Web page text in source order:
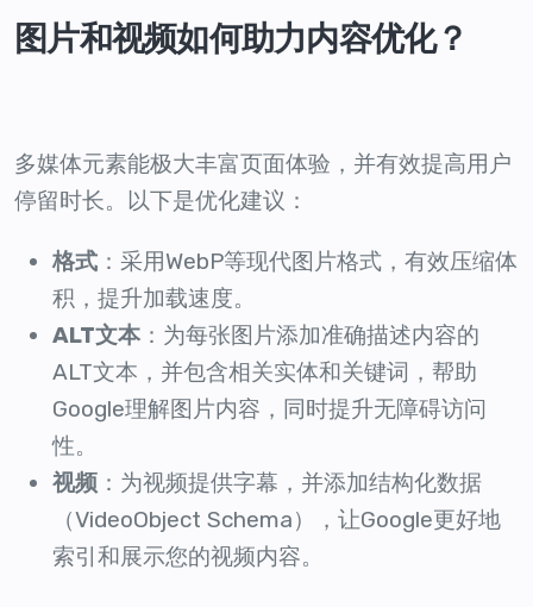
图片和视频如何助力内容优化？
多媒体元素能极大丰富页面体验，并有效提高用户
停留时长。以下是优化建议：
格式 ：采用WebP等现代图片格式，有效压缩体
积，提升加载速度。
ALT文本 ：为每张图片添加准确描述内容的
ALT文本，并包含相关实体和关键词，帮助
Google理解图片内容，同时提升无障碍访问
性。
视频 ：为视频提供字幕，并添加结构化数据
（VideoObject Schema），让Google更好地
索引和展示您的视频内容。